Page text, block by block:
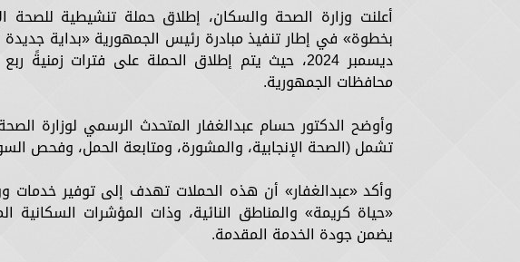
أعلنت وزارة الصحة والسكان، إطلاق حملة تنشيطية للصحة
ديسمبر 2024، حيث يتم إطلاق الحملة على فترات
محافظات الجمهورية.
وأوضح الدكتور حسام عبدالغفار المتحدث الرسمي لوزارة
تشمل (الصحة الإنجابية، والمشورة، ومتابعة الحمل، وفحص
وأكد «عبدالغفار» أن هذه الحملات تهدف إلى توفير خدمات
«حياة كريمة» والمناطق النائية، وذات المؤشرات
يضمن جودة الخدمة المقدمة.